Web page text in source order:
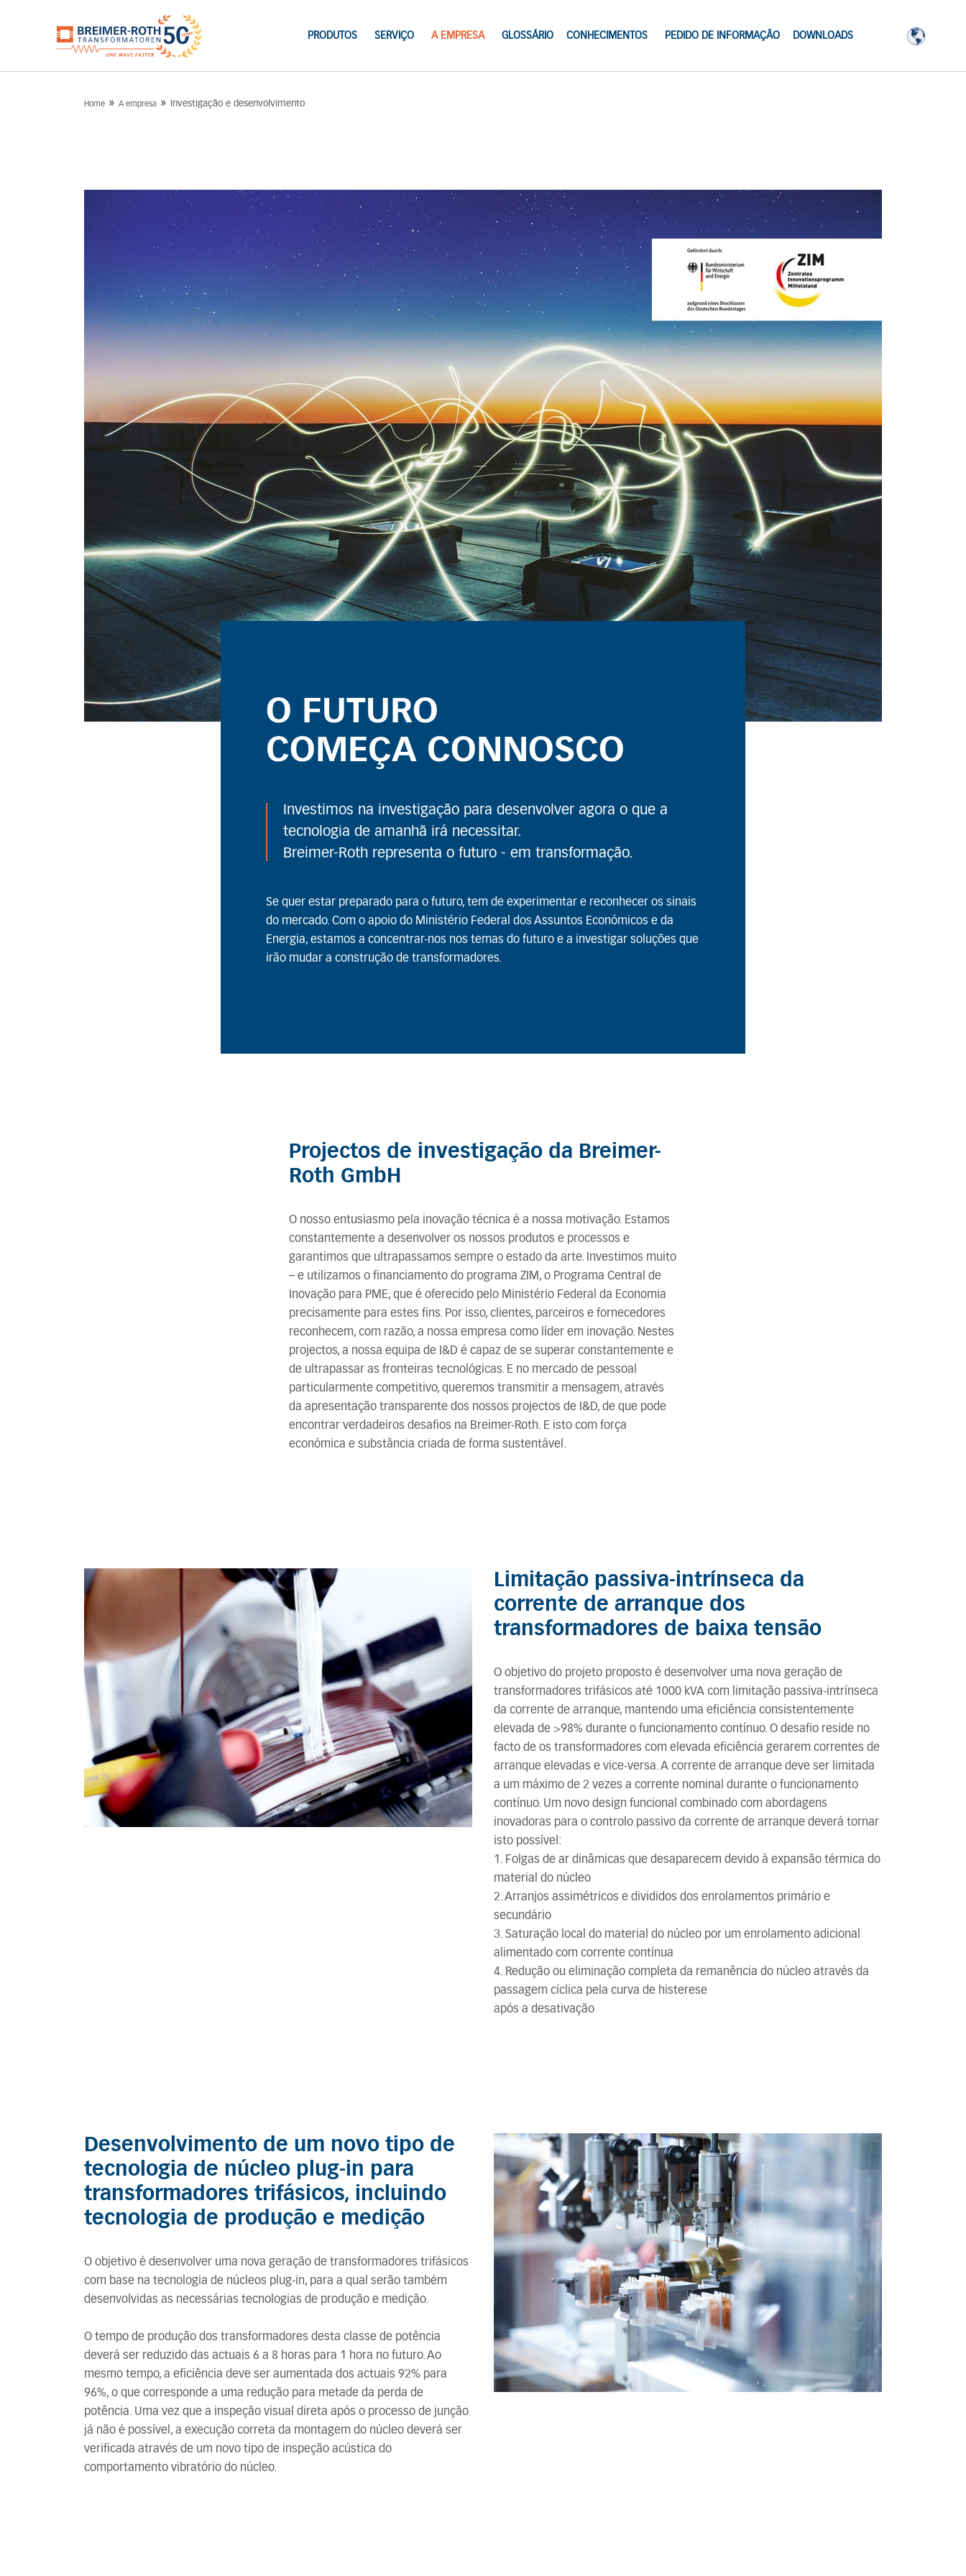
PRODUTOS SERVIÇO A EMPRESA GLOSSÁRIO CONHECIMENTOS PEDIDO DE INFORMAÇÃO DOWNLOADS
Home » A empresa » Investigação e desenvolvimento
O FUTURO
COMEÇA CONNOSCO
Investimos na investigação para desenvolver agora o que a
tecnologia de amanhã irá necessitar.
Breimer-Roth representa o futuro - em transformação.
Se quer estar preparado para o futuro, tem de experimentar e reconhecer os sinais
do mercado. Com o apoio do Ministério Federal dos Assuntos Económicos e da
Energia, estamos a concentrar-nos nos temas do futuro e a investigar soluções que
irão mudar a construção de transformadores.
Projectos de investigação da Breimer-
Roth GmbH
O nosso entusiasmo pela inovação técnica é a nossa motivação. Estamos
constantemente a desenvolver os nossos produtos e processos e
garantimos que ultrapassamos sempre o estado da arte. Investimos muito
– e utilizamos o financiamento do programa ZIM, o Programa Central de
Inovação para PME, que é oferecido pelo Ministério Federal da Economia
precisamente para estes fins. Por isso, clientes, parceiros e fornecedores
reconhecem, com razão, a nossa empresa como líder em inovação. Nestes
projectos, a nossa equipa de I&D é capaz de se superar constantemente e
de ultrapassar as fronteiras tecnológicas. E no mercado de pessoal
particularmente competitivo, queremos transmitir a mensagem, através
da apresentação transparente dos nossos projectos de I&D, de que pode
encontrar verdadeiros desafios na Breimer-Roth. E isto com força
económica e substância criada de forma sustentável.
Limitação passiva-intrínseca da
corrente de arranque dos
transformadores de baixa tensão
O objetivo do projeto proposto é desenvolver uma nova geração de
transformadores trifásicos até 1000 kVA com limitação passiva-intrínseca
da corrente de arranque, mantendo uma eficiência consistentemente
elevada de >98% durante o funcionamento contínuo. O desafio reside no
facto de os transformadores com elevada eficiência gerarem correntes de
arranque elevadas e vice-versa. A corrente de arranque deve ser limitada
a um máximo de 2 vezes a corrente nominal durante o funcionamento
contínuo. Um novo design funcional combinado com abordagens
inovadoras para o controlo passivo da corrente de arranque deverá tornar
isto possível:
1. Folgas de ar dinâmicas que desaparecem devido à expansão térmica do
material do núcleo
2. Arranjos assimétricos e divididos dos enrolamentos primário e
secundário
3. Saturação local do material do núcleo por um enrolamento adicional
alimentado com corrente contínua
4. Redução ou eliminação completa da remanência do núcleo através da
passagem cíclica pela curva de histerese
após a desativação
Desenvolvimento de um novo tipo de
tecnologia de núcleo plug-in para
transformadores trifásicos, incluindo
tecnologia de produção e medição
O objetivo é desenvolver uma nova geração de transformadores trifásicos
com base na tecnologia de núcleos plug-in, para a qual serão também
desenvolvidas as necessárias tecnologias de produção e medição.
O tempo de produção dos transformadores desta classe de potência
deverá ser reduzido das actuais 6 a 8 horas para 1 hora no futuro. Ao
mesmo tempo, a eficiência deve ser aumentada dos actuais 92% para
96%, o que corresponde a uma redução para metade da perda de
potência. Uma vez que a inspeção visual direta após o processo de junção
já não é possível, a execução correta da montagem do núcleo deverá ser
verificada através de um novo tipo de inspeção acústica do
comportamento vibratório do núcleo.